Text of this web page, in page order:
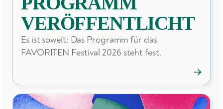
VERÖFFENTLICHT
Es ist soweit: Das Programm für das
FAVORITEN Festival 2026 steht fest.
Festival:
→